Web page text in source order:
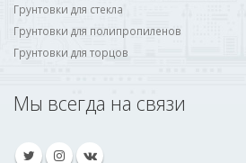
Грунтовки для стекла
Грунтовки для полипропиленов
Грунтовки для торцов
Мы всегда на связи